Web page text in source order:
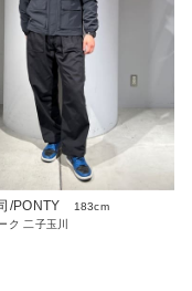
/PONTY
183cm
ク 二子玉川